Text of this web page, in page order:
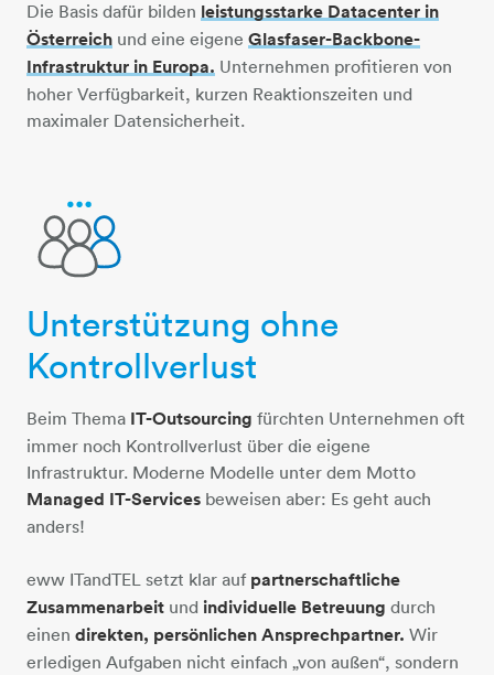
Die Basis dafür bilden leistungsstarke Datacenter in
Österreich und eine eigene Glasfaser-Backbone-
Infrastruktur in Europa. Unternehmen profitieren von
hoher Verfügbarkeit, kurzen Reaktionszeiten und
maximaler Datensicherheit.
personen
Unterstützung ohne
Kontrollverlust
Beim Thema IT-Outsourcing fürchten Unternehmen oft
immer noch Kontrollverlust über die eigene
Infrastruktur. Moderne Modelle unter dem Motto
Managed IT-Services beweisen aber: Es geht auch
anders!
eww ITandTEL setzt klar auf partnerschaftliche
Zusammenarbeit und individuelle Betreuung durch
einen direkten, persönlichen Ansprechpartner. Wir
erledigen Aufgaben nicht einfach „von außen“, sondern